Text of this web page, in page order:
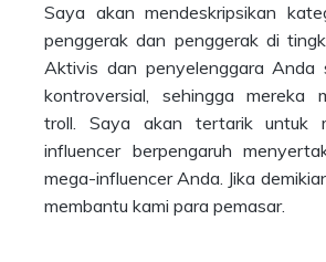
Saya akan mendeskripsikan
penggerak dan penggerak di
Aktivis dan penyelenggara Anda
kontroversial, sehingga mereka
troll. Saya akan tertarik untuk
influencer berpengaruh
mega-influencer Anda. Jika
membantu kami para pemasar.